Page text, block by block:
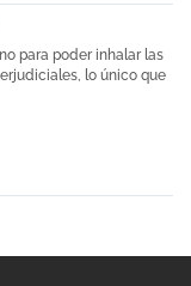
para poder inhalar las
lo único que